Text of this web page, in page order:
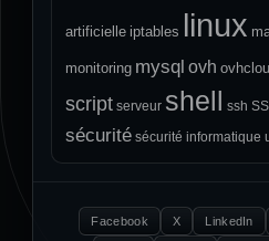
artificielle iptables linux
monitoring mysql ovh
script serveur shell ssh
sécurité sécurité informatique
Facebook X LinkedIn